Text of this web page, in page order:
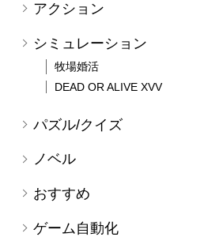
アクション
シミュレーション
牧場婚活
DEAD OR ALIVE XVV
パズル/クイズ
ノベル
おすすめ
ゲーム自動化